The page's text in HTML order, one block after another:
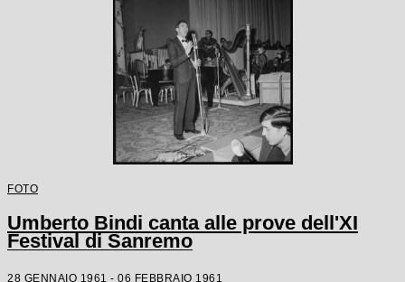
FOTO
Umberto Bindi canta alle prove dell'XI
Festival di Sanremo
28 GENNAIO 1961 - 06 FEBBRAIO 1961